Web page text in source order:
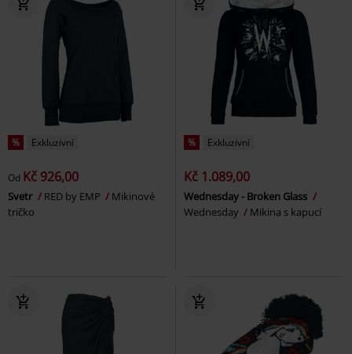
% Exkluzivní
Od Kč 926,00
Svetr RED by EMP
Mikinové
tričko
% Exkluzivní
Kč 1.089,00
Wednesday - Broken Glass
Wednesday
Mikina s kapucí